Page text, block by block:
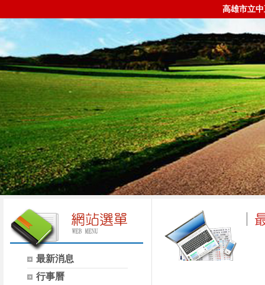
高雄市立
最新消息
行事曆